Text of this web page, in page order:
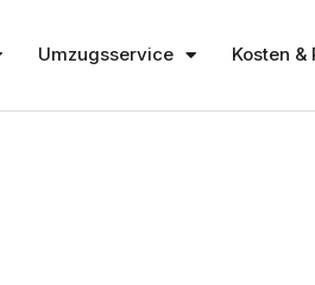
Umzugsservice Kosten &